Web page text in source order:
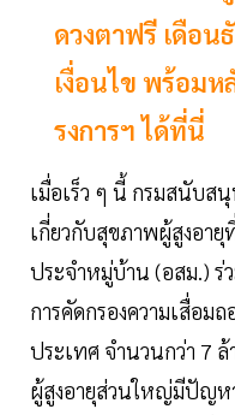
ดวงตาฟรี เดือน
เงื่อนไข พร้อมห
รงการฯ ได้ที่นี่
เมื่อเร็ว ๆ นี้ กรมสนับส
เกี่ยวกับสุขภาพผู้สูงอายุ
ประจำหมู่บ้าน (อสม.) ร่
การคัดกรองความเสื่อม
ประเทศ จำนวนกว่า 7
ผู้สูงอายุส่วนใหญ่มีปัญห